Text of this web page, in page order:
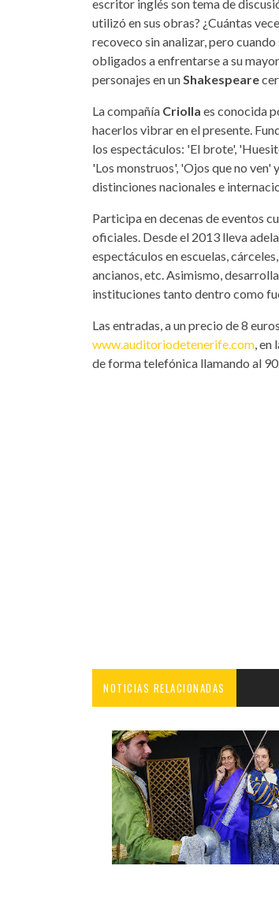
escritor inglés son tema de
utilizó en sus obras? ¿Cuántas
recoveco sin analizar, pero
obligados a enfrentarse a su
personajes en un Shakespeare
La compañía Criolla es conocida
hacerlos vibrar en el presente.
los espectáculos: 'El brote',
'Los monstruos', 'Ojos que no
distinciones nacionales e
Participa en decenas de eventos
oficiales. Desde el 2013 lleva
espectáculos en escuelas,
ancianos, etc. Asimismo,
instituciones tanto dentro como
Las entradas, a un precio de 8
www.auditoriodetenerife.com ,
de forma telefónica llamando al
NOTICIAS RELACIONADAS